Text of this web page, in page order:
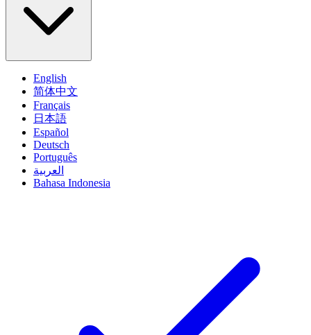
English
简体中文
Français
日本語
Español
Deutsch
Português
العربية
Bahasa Indonesia